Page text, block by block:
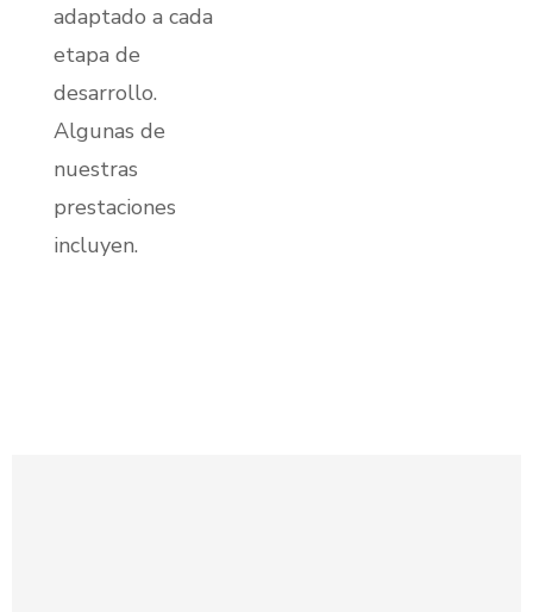
adaptado a cada
etapa de
desarrollo.
Algunas de
nuestras
prestaciones
incluyen.